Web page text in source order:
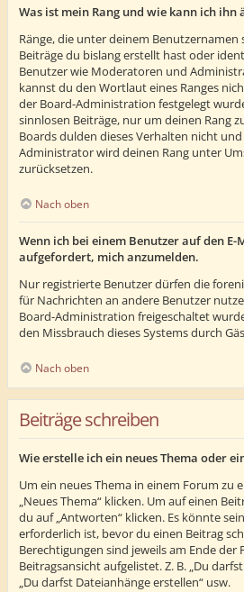
Was ist mein Rang und wie kann ich ihn
Ränge, die unter deinem Benutzernamen
Beiträge du bislang erstellt hast oder
Benutzer wie Moderatoren und
kannst du den Wortlaut eines Ranges
der Board-Administration festgelegt
sinnlosen Beiträge, nur um deinen Rang
Boards dulden dieses Verhalten nicht
Administrator wird deinen Rang unter
zurücksetzen.
Nach oben
Wenn ich bei einem Benutzer auf den
aufgefordert, mich anzumelden.
Nur registrierte Benutzer dürfen die
für Nachrichten an andere Benutzer
Board-Administration freigeschaltet
den Missbrauch dieses Systems durch
Nach oben
Beiträge schreiben
Wie erstelle ich ein neues Thema oder
Um ein neues Thema in einem Forum zu
„Neues Thema“ klicken. Um auf einen
du auf „Antworten“ klicken. Es könnte
erforderlich ist, bevor du einen Beitrag
Berechtigungen sind jeweils am Ende der
Beitragsansicht aufgelistet. Z. B. „Du
„Du darfst Dateianhänge erstellen“ usw.